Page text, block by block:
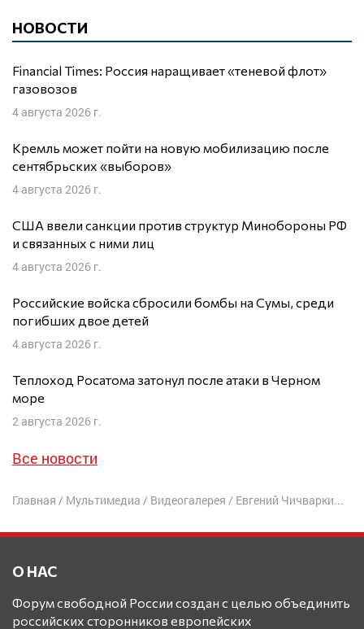
НОВОСТИ
Financial Times: Россия наращивает «теневой флот»
газовозов
4 августа 2026 г.
Кремль может пойти на новую мобилизацию после
сентябрьских «выборов»
4 августа 2026 г.
США ввели санкции против структур Минобороны РФ
и связанных с ними лиц
4 августа 2026 г.
Российские войска сбросили бомбы на Сумы, среди
погибших двое детей
4 августа 2026 г.
Теплоход Росатома затонул после атаки в Черном
море
2 августа 2026 г.
Все новости
Главная / Мультимедиа / Видеогалерея / Евгений Чичваркин: эксклюзивное интервью
О НАС
Форум свободной России создан с целью объединить
российских сторонников европейских